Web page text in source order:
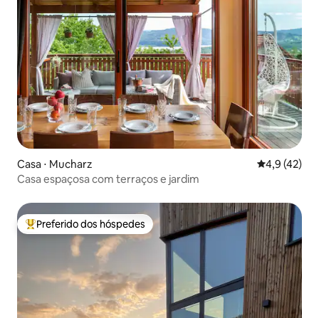
Casa ⋅ Mucharz 4,9 de uma
4,9 (42)
Casa espaçosa com terraços e jardim
Entre os melhores preferidos dos hóspedes
Preferido dos hóspedes